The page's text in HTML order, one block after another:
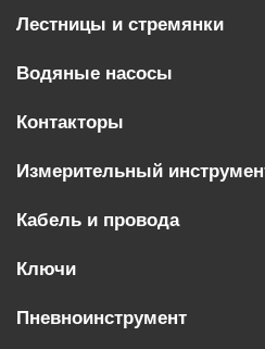
Лестницы и стремянки
Водяные насосы
Контакторы
Измерительный
Кабель и провода
Ключи
Пневноинструмент